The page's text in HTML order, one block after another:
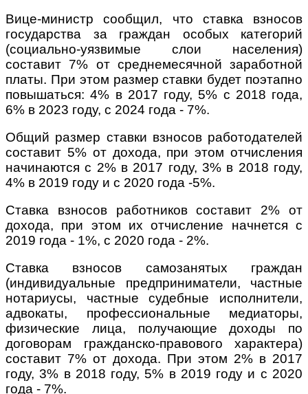
Вице-министр сообщил, что ставка взносов
государства за граждан особых категорий
(социально-уязвимые слои населения)
составит 7% от среднемесячной заработной
платы. При этом размер ставки будет поэтапно
повышаться: 4% в 2017 году, 5% с 2018 года,
6% в 2023 году, с 2024 года - 7%.
Общий размер ставки взносов работодателей
составит 5% от дохода, при этом отчисления
начинаются с 2% в 2017 году, 3% в 2018 году,
4% в 2019 году и с 2020 года -5%.
Ставка взносов работников составит 2% от
дохода, при этом их отчисление начнется с
2019 года - 1%, с 2020 года - 2%.
Ставка взносов самозанятых граждан
(индивидуальные предприниматели, частные
нотариусы, частные судебные исполнители,
адвокаты, профессиональные медиаторы,
физические лица, получающие доходы по
договорам гражданско-правового характера)
составит 7% от дохода. При этом 2% в 2017
году, 3% в 2018 году, 5% в 2019 году и с 2020
года - 7%.